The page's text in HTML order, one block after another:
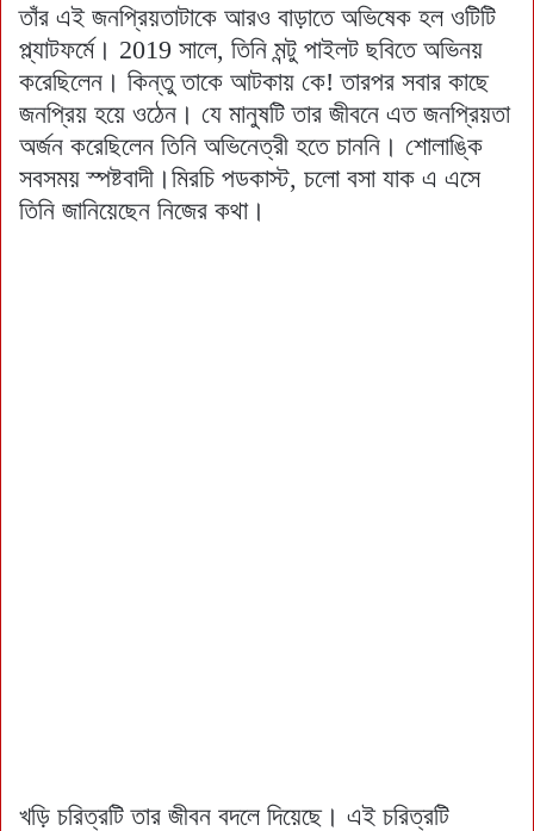
তাঁর এই জনপ্রিয়তাটাকে আরও বাড়াতে অভিষেক হল ওটিটি
প্ল্যাটফর্মে। 2019 সালে, তিনি মন্টু পাইলট ছবিতে অভিনয়
করেছিলেন। কিন্তু তাকে আটকায় কে! তারপর সবার কাছে
জনপ্রিয় হয়ে ওঠেন। যে মানুষটি তার জীবনে এত জনপ্রিয়তা
অর্জন করেছিলেন তিনি অভিনেত্রী হতে চাননি। শোলাঙ্কি
সবসময় স্পষ্টবাদী।মিরচি পডকাস্ট, চলো বসা যাক এ এসে
তিনি জানিয়েছেন নিজের কথা।
খড়ি চরিত্রটি তার জীবন বদলে দিয়েছে। এই চরিত্রটি